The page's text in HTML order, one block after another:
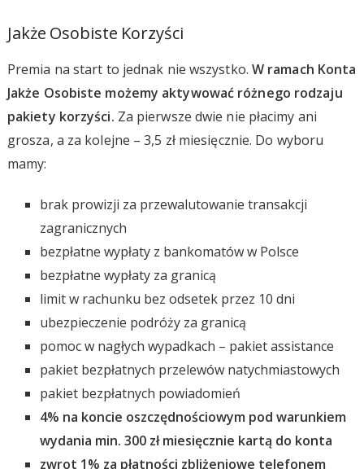
Jakże Osobiste Korzyści
Premia na start to jednak nie wszystko. W ramach Konta
Jakże Osobiste możemy aktywować różnego rodzaju
pakiety korzyści. Za pierwsze dwie nie płacimy ani
grosza, a za kolejne – 3,5 zł miesięcznie. Do wyboru
mamy:
brak prowizji za przewalutowanie transakcji
zagranicznych
bezpłatne wypłaty z bankomatów w Polsce
bezpłatne wypłaty za granicą
limit w rachunku bez odsetek przez 10 dni
ubezpieczenie podróży za granicą
pomoc w nagłych wypadkach – pakiet assistance
pakiet bezpłatnych przelewów natychmiastowych
pakiet bezpłatnych powiadomień
4% na koncie oszczędnościowym pod warunkiem
wydania min. 300 zł miesięcznie kartą do konta
zwrot 1% za płatności zbliżeniowe telefonem